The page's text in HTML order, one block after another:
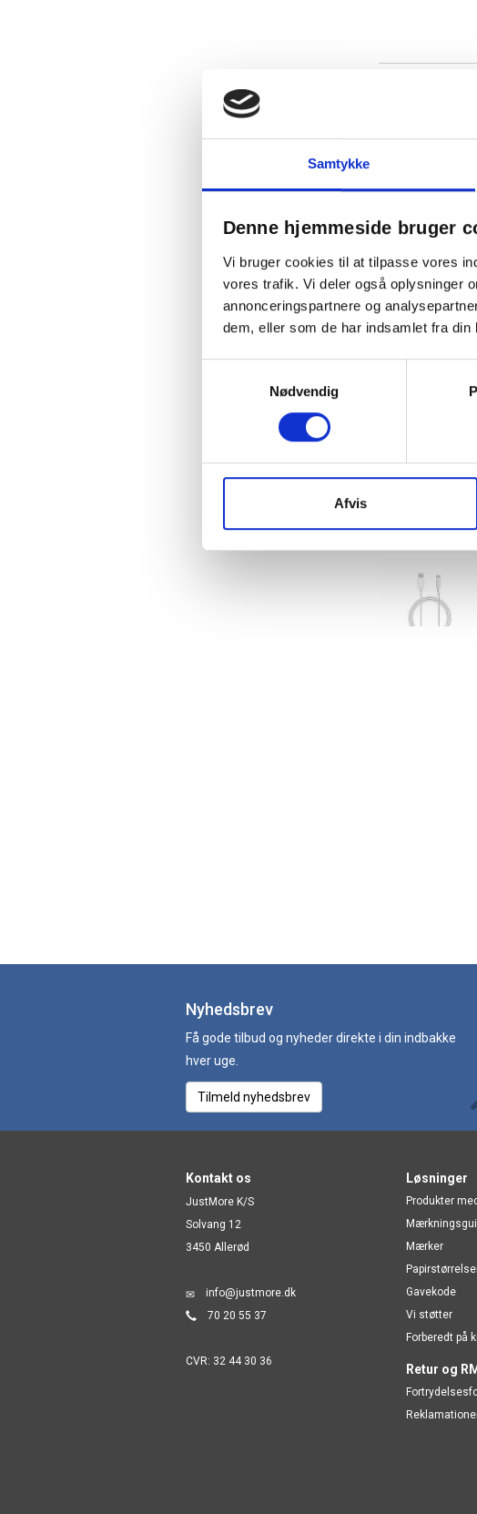
Samtykke
Denne hjemmeside bruger
Vi bruger cookies til at tilpasse vores
vores trafik. Vi deler også oplysninger
annonceringspartnere og
dem, eller som de har indsamlet fra din
Nødvendig
Afvis
Nyhedsbrev
Få gode tilbud og nyheder direkte i din indbakke
hver uge.
Tilmeld nyhedsbrev
Kontakt os
JustMore K/S
Solvang 12
3450 Allerød
info@justmore.dk
70 20 55 37
CVR: 32 44 30 36
Løsninger
Produkter
Mærker
Gavekode
Vi støtter
Forberedt på
Retur og